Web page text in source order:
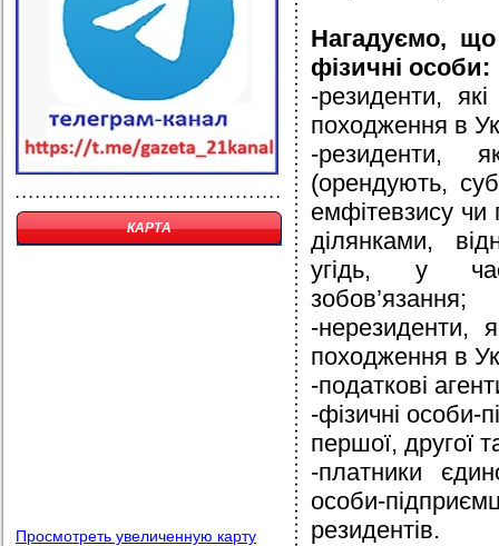
КАРТА
Просмотреть увеличенную карту
Нагадуємо,
фізичні особи:
-резиденти,
походження в
-резиденти,
(орендують,
емфітевзису чи
ділянками,
угідь, у
зобов’язання;
-нерезиденти,
походження в
-податкові
-фізичні особи-
першої, другої
-платники
особи-
резидентів.